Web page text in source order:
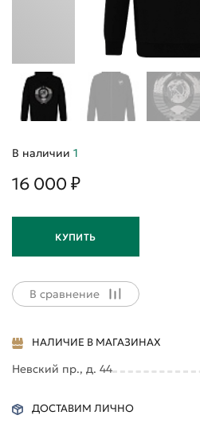
В наличии 1
16 000 ₽
КУПИТЬ
В сравнение
НАЛИЧИЕ В МАГАЗИНАХ
Невский пр., д. 44
ДОСТАВИМ ЛИЧНО